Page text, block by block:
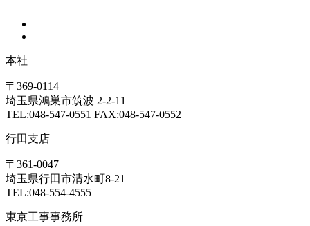
本社
〒369-0114
埼玉県鴻巣市筑波 2-2-11
TEL:048-547-0551 FAX:048-547-0552
行田支店
〒361-0047
埼玉県行田市清水町8-21
TEL:048-554-4555
東京工事事務所